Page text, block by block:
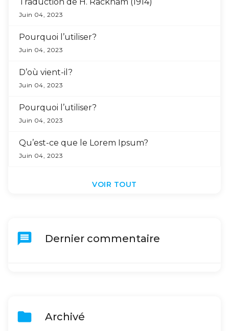
Juin 04, 2023
Pourquoi l’utiliser?
Juin 04, 2023
D’où vient-il?
Juin 04, 2023
Pourquoi l’utiliser?
Juin 04, 2023
Qu’est-ce que le Lorem Ipsum?
Juin 04, 2023
VOIR TOUT
message Dernier commentaire
folder Archivé